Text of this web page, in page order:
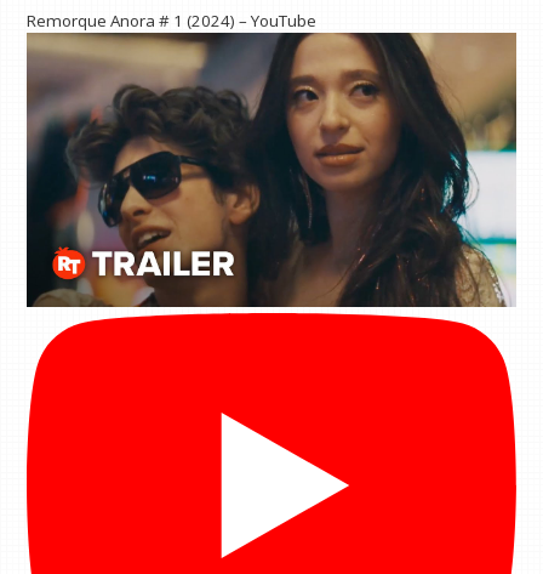
Remorque Anora # 1 (2024) – YouTube